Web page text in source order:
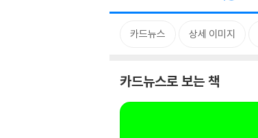
카드뉴스 상세 이미지
카드뉴스로 보는 책